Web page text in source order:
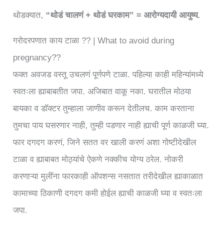
थोडक्यात, “थोडं चालणं + थोडं घरकाम” = आरोग्यदायी आयुष्य.
गरोदरपणात काय टाळा ?? | What to avoid during
pregnancy??
फक्त अवजड वस्तू उचलणं पूर्णपणे टाळा. पहिल्या काही महिन्यांमध्ये
स्वतःला ह्याबाबतीत जपा. अजिबात वाकू नका. घरातील मोठया
बायका व डॉक्टर तुम्हाला जाणीव करून देतीलच. काम करताना
तुमचा पाय घसरणार नाही, तुम्ही पडणार नाही ह्याची पूर्ण काळजी घ्या.
फार दगदग करणं, जिने सतत वर खाली करणं अशा गोष्टीदेखील
टाळा व ह्याबाबत मोठ्यांचे ऐकणे नक्कीच योग्य ठरेल. नोकरी
करणाऱ्या मुलींना फारकाही ऑपशन्स नसतात तरीदेखील ह्याकाळात
कामाच्या ठिकाणी दगदग कमी होईल ह्याची काळजी घ्या व स्वतःला
जपा.